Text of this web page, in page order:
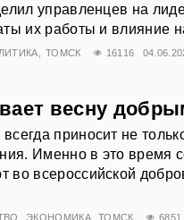
управленцев на
их работы и влияние
ТОМСК 16116
весну
приносит не
Именно в это время
во всероссийской
ЭКОНОМИКА ТОМСК 6851